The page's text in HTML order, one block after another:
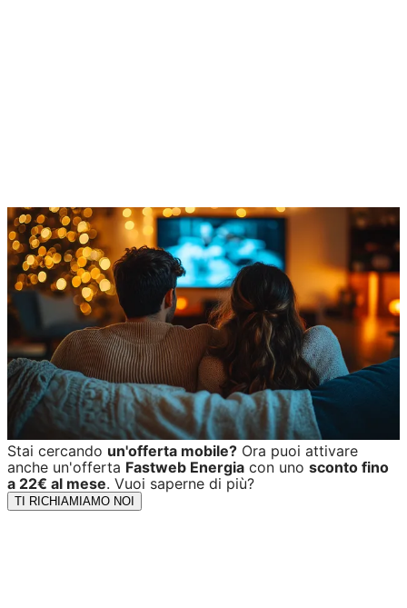
Stai cercando un'offerta mobile? Ora puoi attivare
anche un'offerta Fastweb Energia con uno sconto fino
a 22€ al mese. Vuoi saperne di più?
TI RICHIAMIAMO NOI